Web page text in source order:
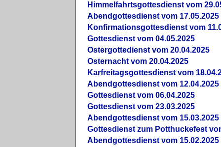
Himmelfahrtsgottesdienst vom
Abendgottesdienst vom 17.05.2025
Konfirmationsgottesdienst vom
Gottesdienst vom 04.05.2025
Ostergottedienst vom 20.04.2025
Osternacht vom 20.04.2025
Karfreitagsgottesdienst vom
Abendgottesdienst vom 12.04.2025
Gottesdienst vom 06.04.2025
Gottesdienst vom 23.03.2025
Abendgottesdienst vom 15.03.2025
Gottesdienst zum Potthuckefest
Abendgottesdienst vom 15.02.2025